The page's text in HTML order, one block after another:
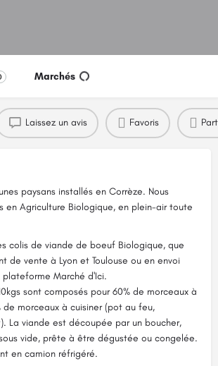
Marchés
Laissez un avis Favoris
paysans installés en Corrèze. Nous
en Agriculture Biologique, en plein-air toute
colis de viande de boeuf Biologique, que
de vente à Lyon et Toulouse ou en envoi
Marché d'Ici.
sont composés pour 60% de morceaux à
de morceaux à cuisiner (pot au feu,
La viande est découpée par un boucher,
vide, prête à être dégustée ou congelée.
en camion réfrigéré.